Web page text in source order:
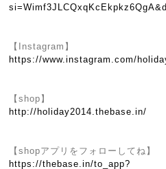
【Instagram】
https://www.instagram.com/
【shop】
http://holiday2014.thebase.in/
【shopアプリをフォローしてね】
https://thebase.in/to_app?